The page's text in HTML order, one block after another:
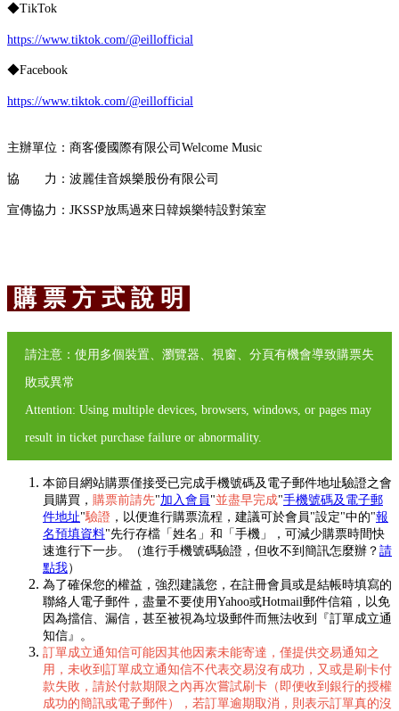
◆TikTok
https://www.tiktok.com/@eillofficial
◆Facebook
https://www.tiktok.com/@eillofficial
主辦單位：商客優國際有限公司Welcome Music
協 力：波麗佳音娛樂股份有限公司
宣傳協力：JKSSP放馬過來日韓娛樂特設對策室
購 票 方 式 說 明
請注意：使用多個裝置、瀏覽器、視窗、分頁有機會導致購票失
敗或異常
Attention: Using multiple devices, browsers, windows, or pages may
result in ticket purchase failure or abnormality.
本節目網站購票僅接受已完成手機號碼及電子郵件地址驗證之會
員購買， 購票前請先"加入會員 "並盡早完成"手機號碼及電子郵
件地址"驗證 ，以便進行購票流程，建議可於會員"設定"中的"報
名預填資料"先行存檔「姓名」和「手機」，可減少購票時間快
速進行下一步。（進行手機號碼驗證，但收不到簡訊怎麼辦？ 請
點我）
為了確保您的權益，強烈建議您，在註冊會員或是結帳時填寫的
聯絡人電子郵件，盡量不要使用Yahoo或Hotmail郵件信箱，以免
因為擋信、漏信，甚至被視為垃圾郵件而無法收到『訂單成立通
知信』。
訂單成立通知信可能因其他因素未能寄達，僅提供交易通知之
用，未收到訂單成立通知信不代表交易沒有成功，又或是刷卡付
款失敗，請於付款期限之內再次嘗試刷卡（即便收到銀行的授權
成功的簡訊或電子郵件），若訂單逾期取消，則表示訂單真的沒